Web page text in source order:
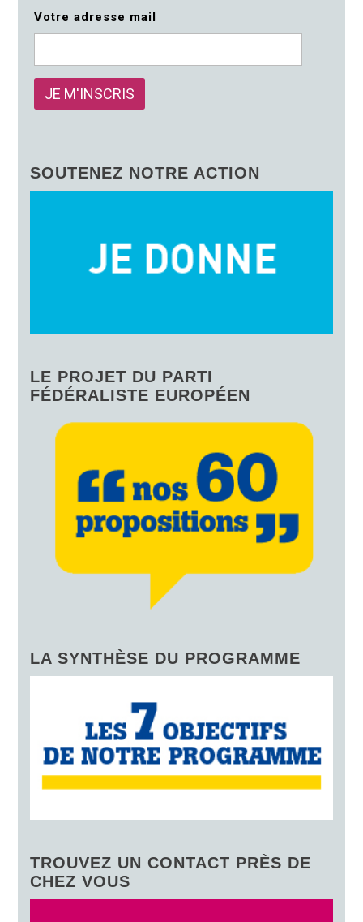
Votre adresse mail
SOUTENEZ NOTRE ACTION
LE PROJET DU PARTI
FÉDÉRALISTE EUROPÉEN
LA SYNTHÈSE DU PROGRAMME
TROUVEZ UN CONTACT PRÈS DE
CHEZ VOUS